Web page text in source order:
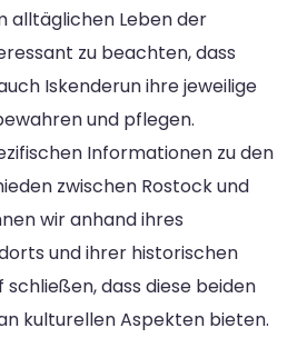
alltäglichen Leben der
zu beachten, dass
Iskenderun ihre jeweilige
und pflegen.
Informationen zu den
zwischen Rostock und
wir anhand ihres
und ihrer historischen
dass diese beiden
kulturellen Aspekten bieten.